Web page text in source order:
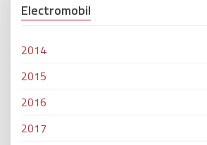
Electromobil
2014
2015
2016
2017